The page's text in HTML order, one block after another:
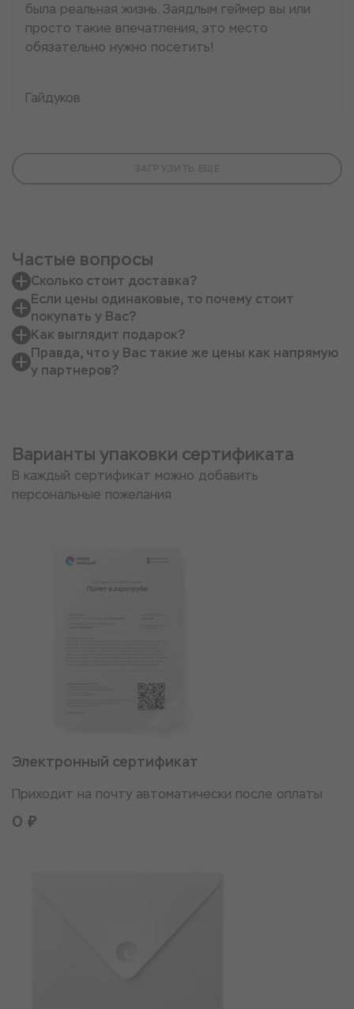
была реальная жизнь. Заядлым геймер вы или
просто такие впечатления, это место
обязательно нужно посетить!
Гайдуков
Частые вопросы
Сколько стоит доставка?
Если цены одинаковые, то почему стоит
покупать у Вас?
Как выглядит подарок?
Правда, что у Вас такие же цены как напрямую
у партнеров?
Варианты упаковки сертификата
В каждый сертификат можно добавить
персональные пожелания
Электронный сертификат
Приходит на почту автоматически после оплаты
0 ₽